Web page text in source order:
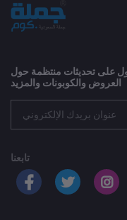
على تحديثات منتظمة حول
العروض والكوبونات والمزيد
تابعنا